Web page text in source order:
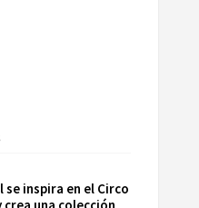
se inspira en el Circo